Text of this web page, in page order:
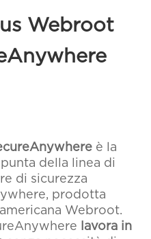
Webroot
è la
della linea di
di sicurezza
prodotta
Webroot.
lavora in